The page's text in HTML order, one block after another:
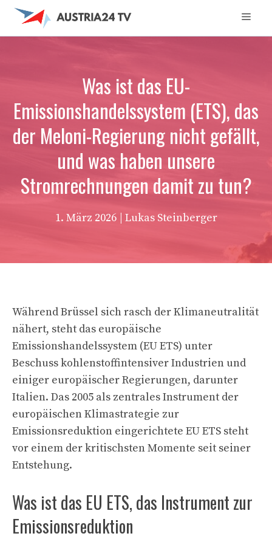
Zum
Inhalt
Was ist das EU-
Emissionshandelssystem (ETS), das
der Meloni-Regierung nicht gefällt,
und was haben unsere
Stromrechnungen damit zu tun?
1. März 2026 | Lukas Steinberger
Während Brüssel sich rasch der Klimaneutralität
nähert, steht das europäische
Emissionshandelssystem (EU ETS) unter
Beschuss kohlenstoffintensiver Industrien und
einiger europäischer Regierungen, darunter
Italien. Das 2005 als zentrales Instrument der
europäischen Klimastrategie zur
Emissionsreduktion eingerichtete EU ETS steht
vor einem der kritischsten Momente seit seiner
Entstehung.
Was ist das EU ETS, das Instrument zur
Emissionsreduktion